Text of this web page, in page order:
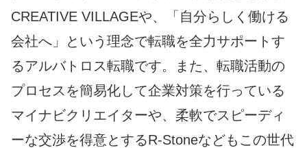
CREATIVE VILLAGEや、「自分らしく働ける
会社へ」という理念で転職を全力サポートす
るアルバトロス転職です。また、転職活動の
プロセスを簡易化して企業対策を行っている
マイナビクリエイターや、柔軟でスピーディ
ーな交渉を得意とするR-Stoneなどもこの世代